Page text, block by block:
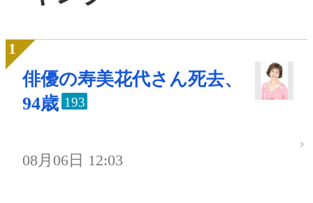
俳優の寿美花代さん死去、
94歳 193
08月06日 12:03